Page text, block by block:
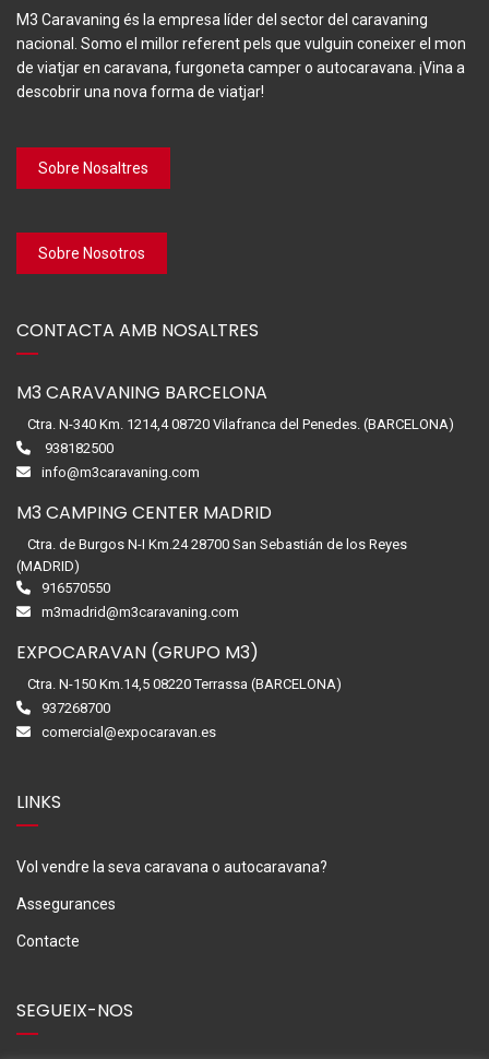
M3 Caravaning és la empresa líder del sector del caravaning
nacional. Somo el millor referent pels que vulguin coneixer el mon
de viatjar en caravana, furgoneta camper o autocaravana. ¡Vina a
descobrir una nova forma de viatjar!
Sobre Nosaltres
Sobre Nosotros
CONTACTA AMB NOSALTRES
M3 CARAVANING BARCELONA
Ctra. N-340 Km. 1214,4 08720 Vilafranca del Penedes. (BARCELONA)
938182500
info@m3caravaning.com
M3 CAMPING CENTER MADRID
Ctra. de Burgos N-I Km.24 28700 San Sebastián de los Reyes
(MADRID)
916570550
m3madrid@m3caravaning.com
EXPOCARAVAN (GRUPO M3)
Ctra. N-150 Km.14,5 08220 Terrassa (BARCELONA)
937268700
comercial@expocaravan.es
LINKS
Vol vendre la seva caravana o autocaravana?
Assegurances
Contacte
SEGUEIX-NOS